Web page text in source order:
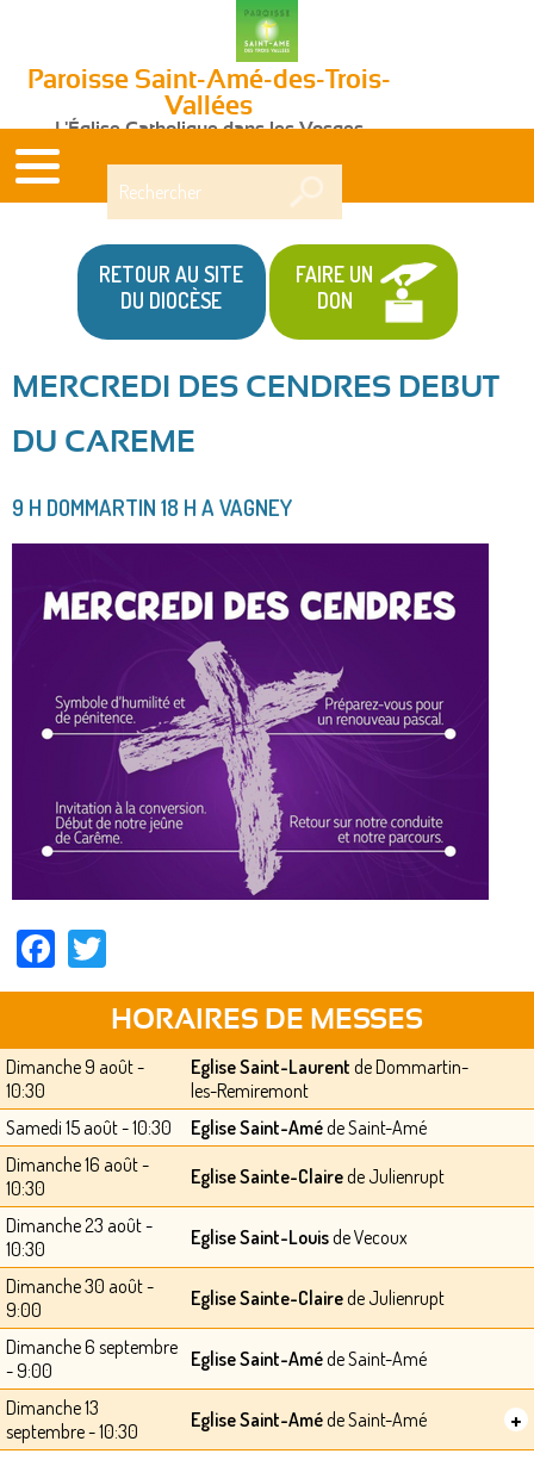
Paroisse Saint-Amé-des-Trois-
Vallées
L'Église Catholique dans les Vosges
RETOUR AU SITE
DU DIOCÈSE
FAIRE UN
DON
êtes
ici
MERCREDI DES CENDRES DEBUT
DU CAREME
9 H DOMMARTIN 18 H A VAGNEY
Facebook
HORAIRES DE MESSES
Dimanche 9 août -
10:30
Eglise Saint-Laurent de Dommartin-
les-Remiremont
Samedi 15 août - 10:30
Eglise Saint-Améde Saint-Amé
Dimanche 16 août -
10:30
Eglise Sainte-Clairede Julienrupt
Dimanche 23 août -
10:30
Eglise Saint-Louisde Vecoux
Dimanche 30 août -
9:00
Eglise Sainte-Clairede Julienrupt
Dimanche 6 septembre
- 9:00
Eglise Saint-Améde Saint-Amé
Dimanche 13
septembre - 10:30
Eglise Saint-Améde Saint-Amé +